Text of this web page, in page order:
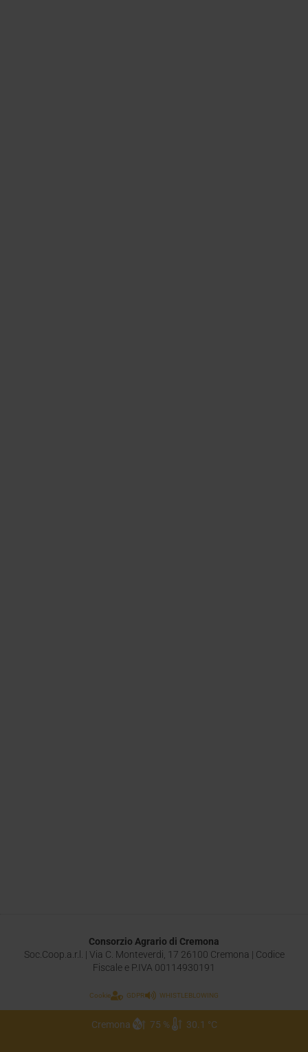
Consorzio Agrario di Cremona
Soc.Coop.a.r.l. | Via C. Monteverdi, 17 26100 Cremona | Codice
Fiscale e P.IVA 00114930191
Cookie GDPR WHISTLEBLOWING
Cremona 75 % 30.1 °C